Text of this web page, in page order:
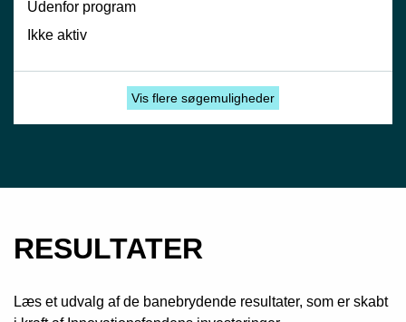
Udenfor program
Ikke aktiv
Vis flere søgemuligheder
RESULTATER
Læs et udvalg af de banebrydende resultater, som er skabt